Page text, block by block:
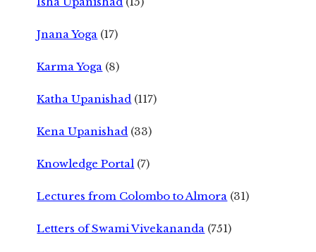
Jnana Yoga (17)
Karma Yoga (8)
Katha Upanishad (117)
Kena Upanishad (33)
Knowledge Portal (7)
Lectures from Colombo to Almora (31)
Letters of Swami Vivekananda (751)